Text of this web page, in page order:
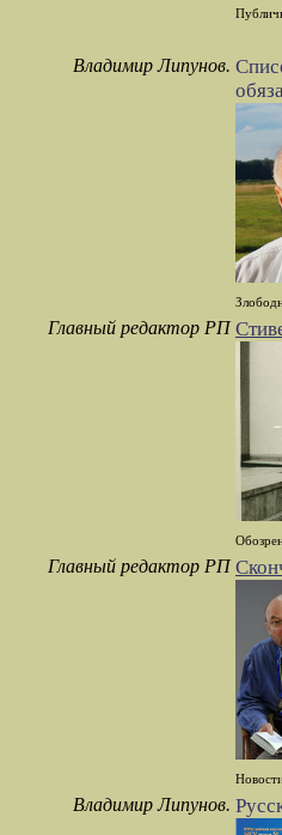
Владимир Липунов.
Главный редактор РП
Главный редактор РП
Владимир Липунов.